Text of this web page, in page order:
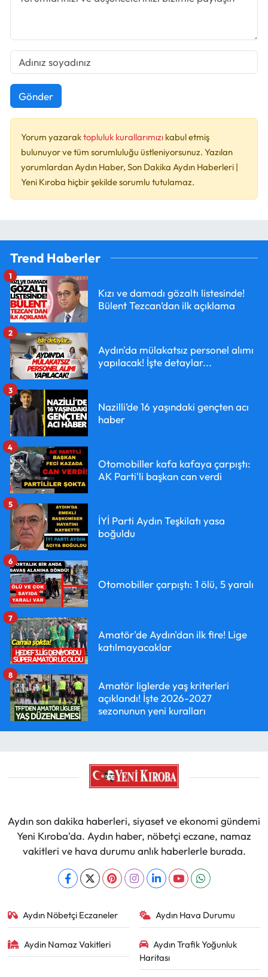
Gönder
Yorum yazaraktopluluk kurallarımızı kabul etmiş
bulunuyor ve tüm sorumluluğu üstleniyorsunuz. Yazılan
yorumlardan Aydın Haber, Son Dakika Aydın Haberleri |
Yeni Kıroba hiçbir şekilde sorumlu tutulamaz.
Trend Haberler
Kızı ve damadı gözaltı listesinde!
Bülent Tezcan’dan ilk açıklama
1
Aydın'da mülakatsız personel alımı
yapılacak! İşte detaylar...
2
Nazilli’de 16 yaşındaki gençten acı
haber
3
Otomobiller kafa kafaya çarpıştı:
AK Parti'li başkan can verdi
4
İYİ Parti Aydın Teşkilatı yasa
boğuldu
5
Otomobiller çarpıştı: 1 ölü, 5 yaralı
6
Amatör'de Aydın'dan ilk fire! Lige
katılmayacaklar
7
Amatör liglerde yaş kriterleri
açıklandı! İşte 2026-2027
sezonunun yeni kuralları
8
Aydın son dakika haberleri, siyaset ve ekonomi gündemi
Yeni Kıroba'da. Aydın haber, nöbetçi eczane, namaz
vakitleri ve hava durumu anlık haberlerle burada.
Aydın Nöbetçi Eczaneler Aydın Hava Durumu
Aydin Namaz Vakitleri
Aydın Trafik Yoğunluk
Haritası